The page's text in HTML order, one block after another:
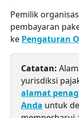
Pemilik
pembayaran
ke Pengaturan
Catatan:
yurisdiksi
alamat
Anda untuk